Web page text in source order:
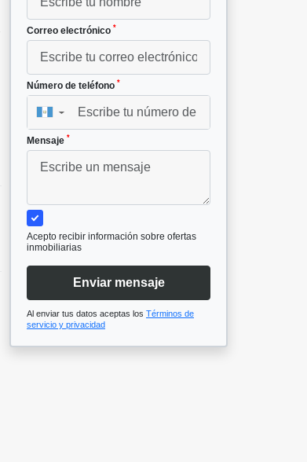
Correo electrónico *
Número de teléfono *
▼
Mensaje *
Acepto recibir información sobre ofertas
inmobiliarias
Enviar mensaje
Al enviar tus datos aceptas los Términos de
servicio y privacidad